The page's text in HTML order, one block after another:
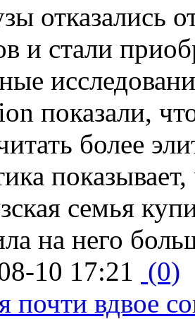
отказались
и стали
показали,
более
семья
на него
10 17:21 (0)
почти вдвое